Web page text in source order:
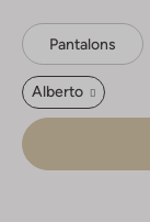
Pantalons
Alberto